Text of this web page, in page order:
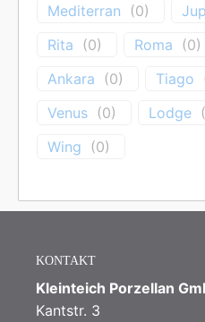
Mediterran
(0)
Rita
(0) Roma (0)
Ankara
(0) Tiago
Venus (0) Lodge (
Wing
(0)
Eleganz und zeitgemäßem
deiner Auswahl
KONTAKT
Kleinteich Porzellan
Kantstr. 3